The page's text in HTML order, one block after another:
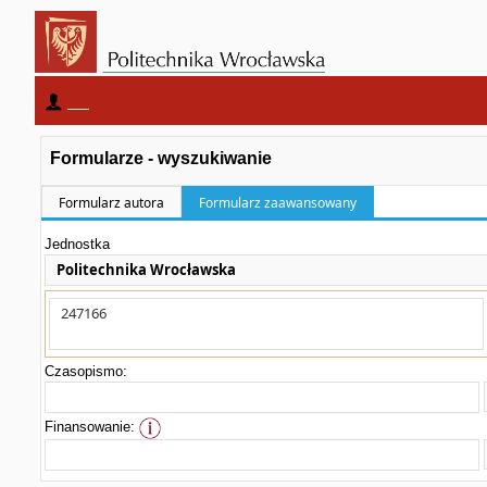
Formularze - wyszukiwanie
Formularz autora Formularz zaawansowany
Jednostka
Politechnika Wrocławska
Czasopismo:
Finansowanie: